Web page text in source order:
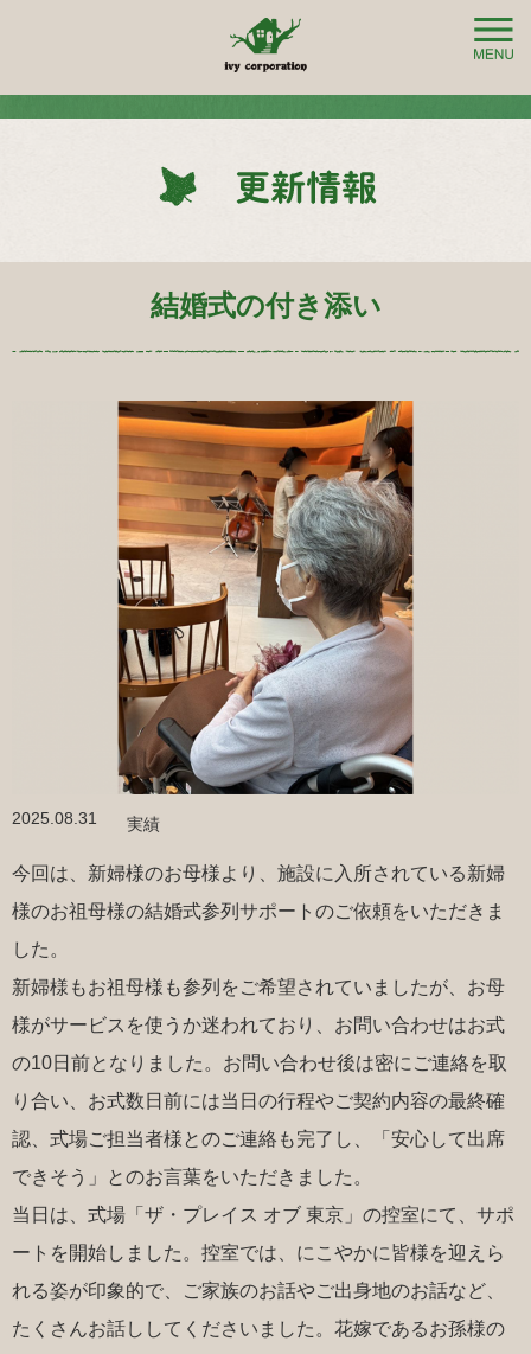
結婚式の付き添い
2025.08.31 実績
今回は、新婦様のお母様より、施設に入所されている新婦
様のお祖母様の結婚式参列サポートのご依頼をいただきま
した。
新婦様もお祖母様も参列をご希望されていましたが、お母
様がサービスを使うか迷われており、お問い合わせはお式
の10日前となりました。お問い合わせ後は密にご連絡を取
り合い、お式数日前には当日の行程やご契約内容の最終確
認、式場ご担当者様とのご連絡も完了し、「安心して出席
できそう」とのお言葉をいただきました。
当日は、式場「ザ・プレイス オブ 東京」の控室にて、サポ
ートを開始しました。控室では、にこやかに皆様を迎えら
れる姿が印象的で、ご家族のお話やご出身地のお話など、
たくさんお話ししてくださいました。花嫁であるお孫様の